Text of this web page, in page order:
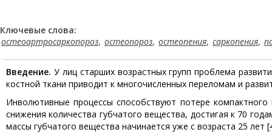
Ключевые слова:
остеоартросаркопороз, остеопороз, остеопения, саркопения,
Введение. У лиц старших возрастных групп проблема
костной ткани приводит к многочисленных переломам и
Инволютивные процессы способствуют потере
снижения количества губчатого вещества, достигая к 70
массы губчатого вещества начинается уже с возраста 25 лет